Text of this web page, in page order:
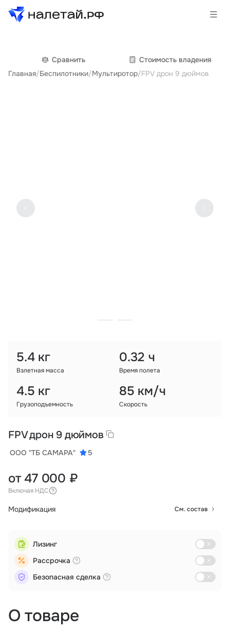
Товары
Услуги
Государственные программы
Партнеры
Сравнить
Cтоимость владения
Главная/Беспилотники/Мультиротор/FPV дрон 9 дюймов
5.4 кг
Взлетная масса
0.32 ч
Время полета
4.5 кг
Грузоподъемность
85 км/ч
Скорость
О товаре
FPV дрон 9 дюймов
ООО "ТБ САМАРА" 5
от 47 000 ₽
Включая НДС
Модификация См. состав
Лизинг
Рассрочка
Безопасная сделка